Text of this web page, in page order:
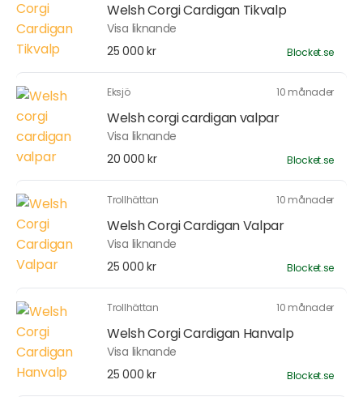
Welsh Corgi Cardigan Tikvalp
Visa liknande
25 000 kr
Blocket.se
Eksjö 10 månader
Welsh corgi cardigan valpar
Visa liknande
20 000 kr
Blocket.se
Trollhättan 10 månader
Welsh Corgi Cardigan Valpar
Visa liknande
25 000 kr
Blocket.se
Trollhättan 10 månader
Welsh Corgi Cardigan Hanvalp
Visa liknande
25 000 kr
Blocket.se